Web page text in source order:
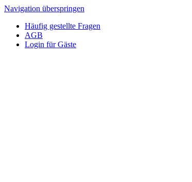
Navigation überspringen
Häufig gestellte Fragen
AGB
Login für Gäste